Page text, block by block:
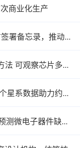
商业化生产
Clobot 携手韩国原子能环境公团等多方签署备忘录，推动放射性废物安全管理多机型机器人示范
美国麻省理工学院开发超快X射线测热方法 可观察芯片多层结构热传递
暗能量巡天发布六年研究成果：6.69亿个星系数据助力约束宇宙加速膨胀
美国多家实验室拟建“材料发现云” 用AI预测微电子器件缺陷影响